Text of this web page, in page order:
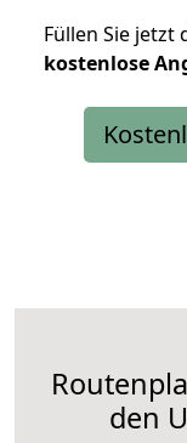
Füllen Sie jetzt
kostenlose
den